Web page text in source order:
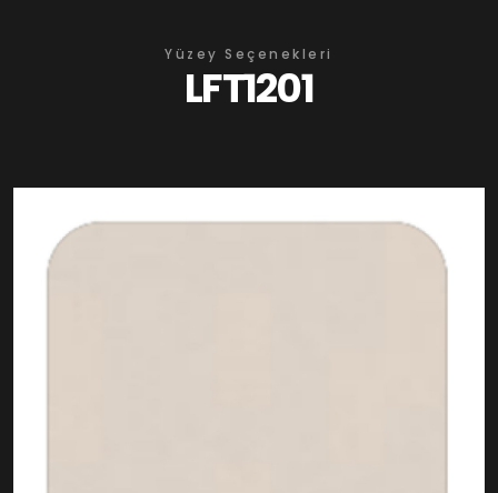
Yüzey Seçenekleri
LFT1201